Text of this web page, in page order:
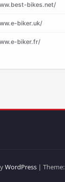
bikes.net/
biker.uk/
biker.fr/
WordPress| Theme: